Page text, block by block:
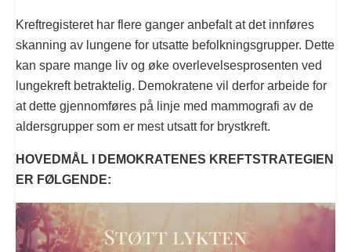
Kreftregisteret har flere ganger anbefalt at det innføres
skanning av lungene for utsatte befolkningsgrupper. Dette
kan spare mange liv og øke overlevelsesprosenten ved
lungekreft betraktelig. Demokratene vil derfor arbeide for
at dette gjennomføres på linje med mammografi av de
aldersgrupper som er mest utsatt for brystkreft.
HOVEDMÅL I DEMOKRATENES KREFTSTRATEGIEN
ER FØLGENDE: